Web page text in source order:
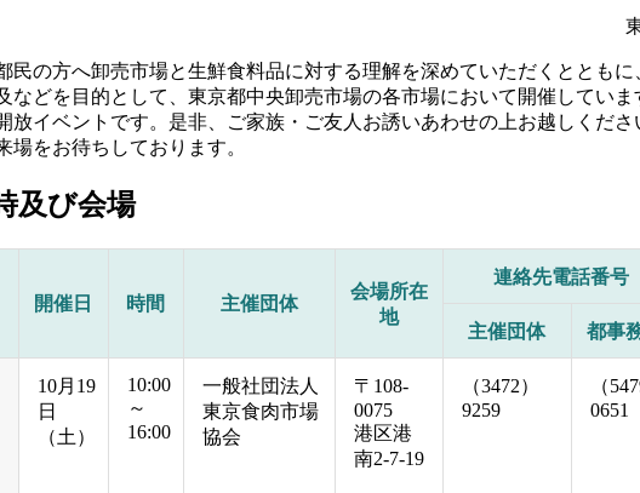
民の方へ卸売市場と生鮮食料品に対する理解を深めていただくととも
などを目的として、東京都中央卸売市場の各市場において開催していま
放イベントです。是非、ご家族・ご友人お誘いあわせの上お越しくださ
場をお待ちしております。
及び会場
開催日 時間 主催団体
会場所在
地
連絡先電話番号
主催団体
都事
10月19
日
（土）
10:00
～
16:00
一般社団法人
東京食肉市場
協会
〒108-
0075
港区港
南2-7-19
（3472）
9259
（
0651